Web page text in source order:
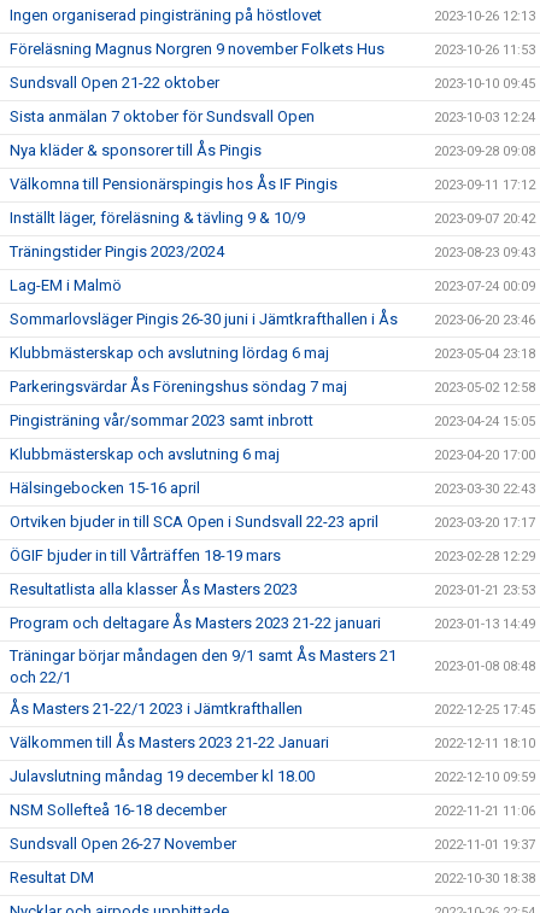
Ingen organiserad pingisträning på höstlovet 2023-10-26 12:13
Föreläsning Magnus Norgren 9 november Folkets Hus 2023-10-26 11:53
Sundsvall Open 21-22 oktober 2023-10-10 09:45
Sista anmälan 7 oktober för Sundsvall Open 2023-10-03 12:24
Nya kläder & sponsorer till Ås Pingis 2023-09-28 09:08
Välkomna till Pensionärspingis hos Ås IF Pingis 2023-09-11 17:12
Inställt läger, föreläsning & tävling 9 & 10/9 2023-09-07 20:42
Träningstider Pingis 2023/2024 2023-08-23 09:43
Lag-EM i Malmö 2023-07-24 00:09
Sommarlovsläger Pingis 26-30 juni i Jämtkrafthallen i Ås 2023-06-20 23:46
Klubbmästerskap och avslutning lördag 6 maj 2023-05-04 23:18
Parkeringsvärdar Ås Föreningshus söndag 7 maj 2023-05-02 12:58
Pingisträning vår/sommar 2023 samt inbrott 2023-04-24 15:05
Klubbmästerskap och avslutning 6 maj 2023-04-20 17:00
Hälsingebocken 15-16 april 2023-03-30 22:43
Ortviken bjuder in till SCA Open i Sundsvall 22-23 april 2023-03-20 17:17
ÖGIF bjuder in till Vårträffen 18-19 mars 2023-02-28 12:29
Resultatlista alla klasser Ås Masters 2023 2023-01-21 23:53
Program och deltagare Ås Masters 2023 21-22 januari 2023-01-13 14:49
Träningar börjar måndagen den 9/1 samt Ås Masters 21
och 22/1
2023-01-08 08:48
Ås Masters 21-22/1 2023 i Jämtkrafthallen 2022-12-25 17:45
Välkommen till Ås Masters 2023 21-22 Januari 2022-12-11 18:10
Julavslutning måndag 19 december kl 18.00 2022-12-10 09:59
NSM Sollefteå 16-18 december 2022-11-21 11:06
Sundsvall Open 26-27 November 2022-11-01 19:37
Resultat DM 2022-10-30 18:38